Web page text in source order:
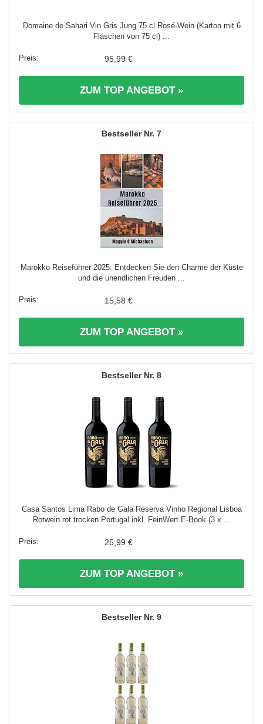
Domaine de Sahari Vin Gris Jung 75 cl Rosé-Wein (Karton mit 6
Flaschen von 75 cl) ...
95,99 €
ZUM TOP ANGEBOT »
7
Marokko Reiseführer 2025: Entdecken Sie den Charme der Küste
und die unendlichen Freuden ...
15,58 €
ZUM TOP ANGEBOT »
8
Casa Santos Lima Rabo de Gala Reserva Vinho Regional Lisboa
Rotwein rot trocken Portugal inkl. FeinWert E-Book (3 x ...
25,99 €
ZUM TOP ANGEBOT »
9